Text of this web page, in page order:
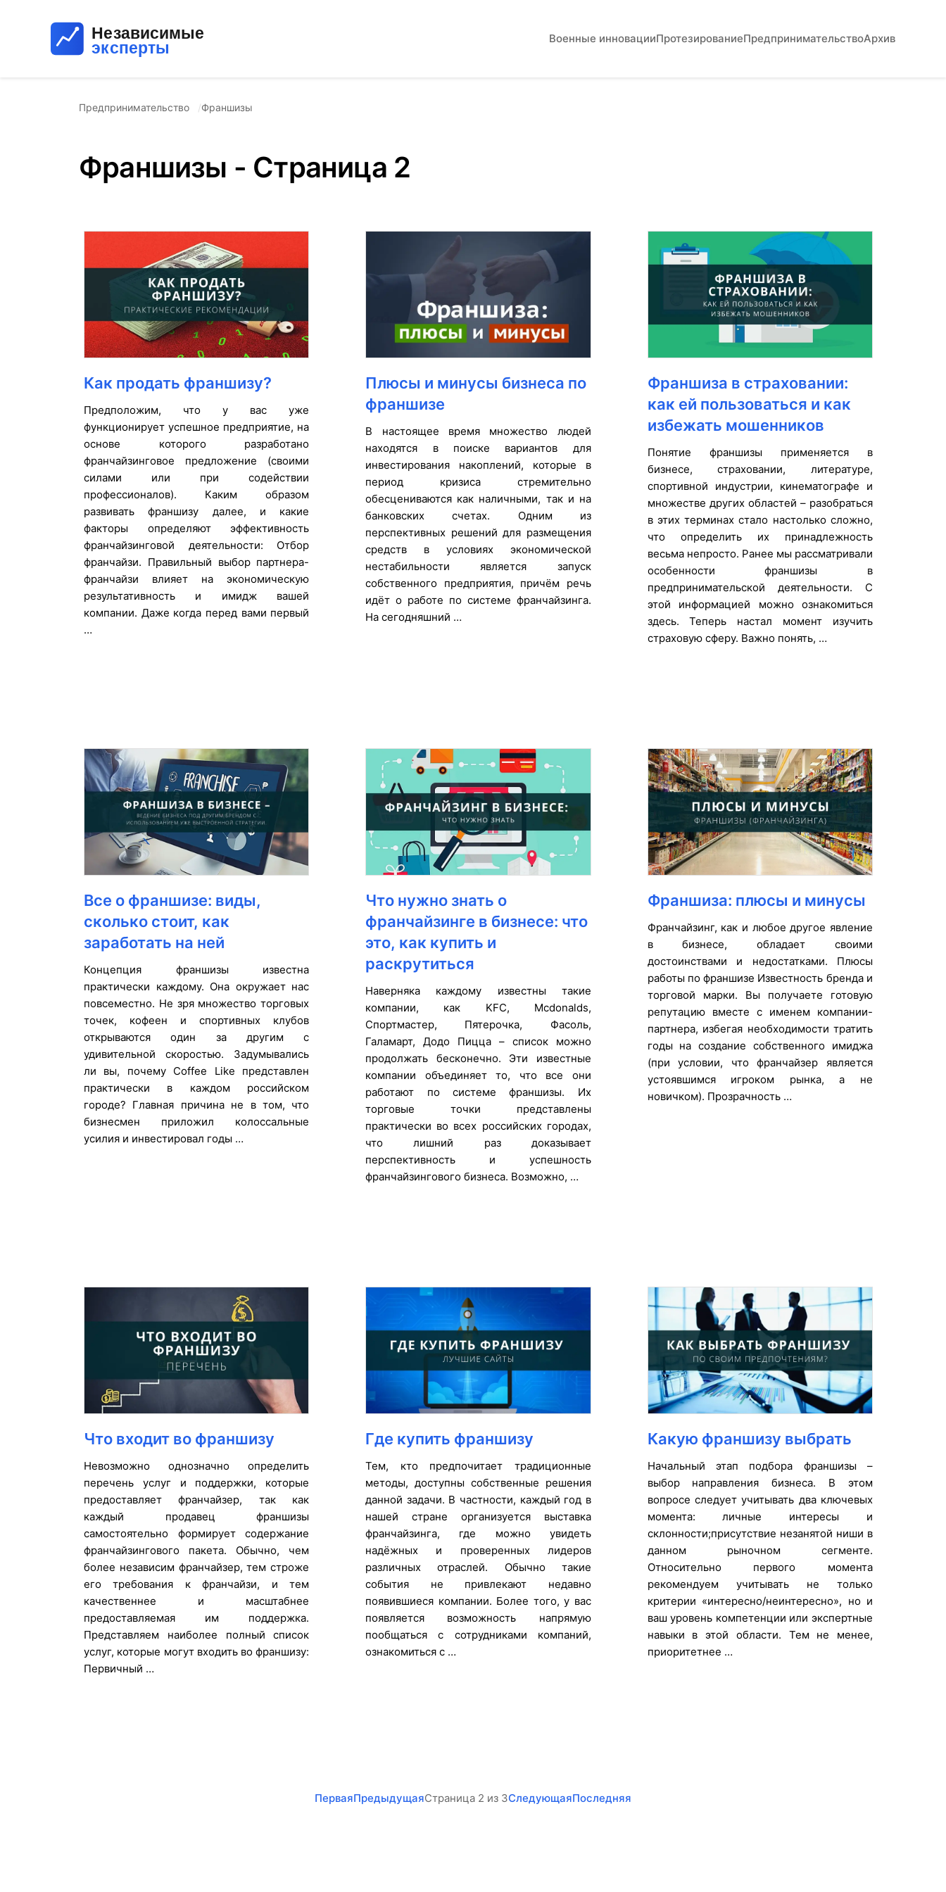
Военные инновацииПротезированиеПредпринимательствоАрхив
Предпринимательство Франшизы
Франшизы - Страница 2
Как продать франшизу?
Предположим, что у вас уже
функционирует успешное предприятие, на
основе которого разработано
франчайзинговое предложение (своими
силами или при содействии
профессионалов). Каким образом
развивать франшизу далее, и какие
факторы определяют эффективность
франчайзинговой деятельности: Отбор
франчайзи. Правильный выбор партнера-
франчайзи влияет на экономическую
результативность и имидж вашей
компании. Даже когда перед вами первый
…
Плюсы и минусы бизнеса по
франшизе
В настоящее время множество людей
находятся в поиске вариантов для
инвестирования накоплений, которые в
период кризиса стремительно
обесцениваются как наличными, так и на
банковских счетах. Одним из
перспективных решений для размещения
средств в условиях экономической
нестабильности является запуск
собственного предприятия, причём речь
идёт о работе по системе франчайзинга.
На сегодняшний …
Франшиза в страховании:
как ей пользоваться и как
избежать мошенников
Понятие франшизы применяется в
бизнесе, страховании, литературе,
спортивной индустрии, кинематографе и
множестве других областей – разобраться
в этих терминах стало настолько сложно,
что определить их принадлежность
весьма непросто. Ранее мы рассматривали
особенности франшизы в
предпринимательской деятельности. С
этой информацией можно ознакомиться
здесь. Теперь настал момент изучить
страховую сферу. Важно понять, …
Все о франшизе: виды,
сколько стоит, как
заработать на ней
Концепция франшизы известна
практически каждому. Она окружает нас
повсеместно. Не зря множество торговых
точек, кофеен и спортивных клубов
открываются один за другим с
удивительной скоростью. Задумывались
ли вы, почему Coffee Like представлен
практически в каждом российском
городе? Главная причина не в том, что
бизнесмен приложил колоссальные
усилия и инвестировал годы …
Что нужно знать о
франчайзинге в бизнесе: что
это, как купить и
раскрутиться
Наверняка каждому известны такие
компании, как KFC, Mcdonalds,
Спортмастер, Пятерочка, Фасоль,
Галамарт, Додо Пицца – список можно
продолжать бесконечно. Эти известные
компании объединяет то, что все они
работают по системе франшизы. Их
торговые точки представлены
практически во всех российских городах,
что лишний раз доказывает
перспективность и успешность
франчайзингового бизнеса. Возможно, …
Франшиза: плюсы и минусы
Франчайзинг, как и любое другое явление
в бизнесе, обладает своими
достоинствами и недостатками. Плюсы
работы по франшизе Известность бренда и
торговой марки. Вы получаете готовую
репутацию вместе с именем компании-
партнера, избегая необходимости тратить
годы на создание собственного имиджа
(при условии, что франчайзер является
устоявшимся игроком рынка, а не
новичком). Прозрачность …
Что входит во франшизу
Невозможно однозначно определить
перечень услуг и поддержки, которые
предоставляет франчайзер, так как
каждый продавец франшизы
самостоятельно формирует содержание
франчайзингового пакета. Обычно, чем
более независим франчайзер, тем строже
его требования к франчайзи, и тем
качественнее и масштабнее
предоставляемая им поддержка.
Представляем наиболее полный список
услуг, которые могут входить во франшизу:
Первичный …
Где купить франшизу
Тем, кто предпочитает традиционные
методы, доступны собственные решения
данной задачи. В частности, каждый год в
нашей стране организуется выставка
франчайзинга, где можно увидеть
надёжных и проверенных лидеров
различных отраслей. Обычно такие
события не привлекают недавно
появившиеся компании. Более того, у вас
появляется возможность напрямую
пообщаться с сотрудниками компаний,
ознакомиться с …
Какую франшизу выбрать
Начальный этап подбора франшизы –
выбор направления бизнеса. В этом
вопросе следует учитывать два ключевых
момента: личные интересы и
склонности;присутствие незанятой ниши в
данном рыночном сегменте.
Относительно первого момента
рекомендуем учитывать не только
критерии «интересно/неинтересно», но и
ваш уровень компетенции или экспертные
навыки в этой области. Тем не менее,
приоритетнее …
ПерваяПредыдущаяСтраница 2 из 3СледующаяПоследняя